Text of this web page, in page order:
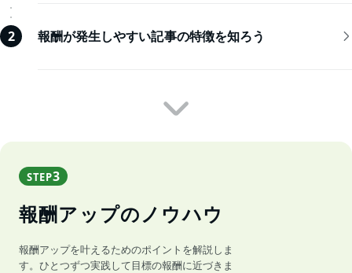
2 報酬が発生しやすい記事の特徴を知ろう
STEP3
報酬アップのノウハウ
報酬アップを叶えるためのポイントを解説しま
す。ひとつずつ実践して目標の報酬に近づきま